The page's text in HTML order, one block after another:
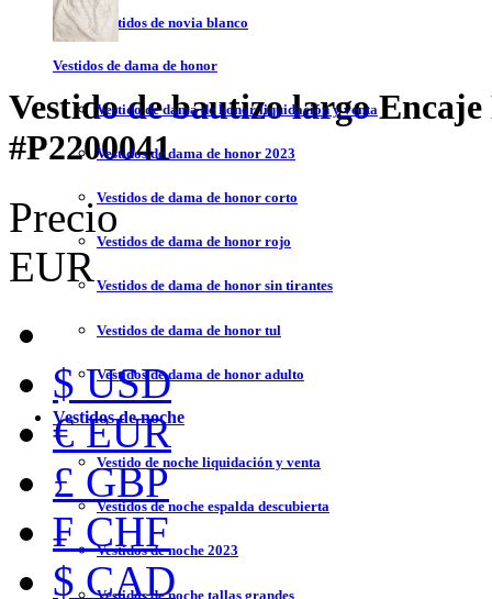
Vestidos de novia blanco
Vestidos de dama de honor
Vestido de dama de honor liquidación y venta
Vestidos de dama de honor 2023
Vestidos de dama de honor corto
Vestidos de dama de honor rojo
Vestidos de dama de honor sin tirantes
Vestidos de dama de honor tul
Vestidos de dama de honor adulto
Vestidos de noche
Vestido de noche liquidación y venta
Vestidos de noche espalda descubierta
Vestidos de noche 2023
Vestidos de noche tallas grandes
Vestido de bautizo largo
#P2200041
Precio
EUR
$ USD
€ EUR
£ GBP
₣ CHF
$ CAD